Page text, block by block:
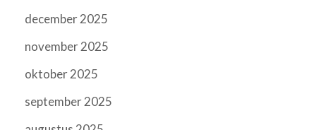
december 2025
november 2025
oktober 2025
september 2025